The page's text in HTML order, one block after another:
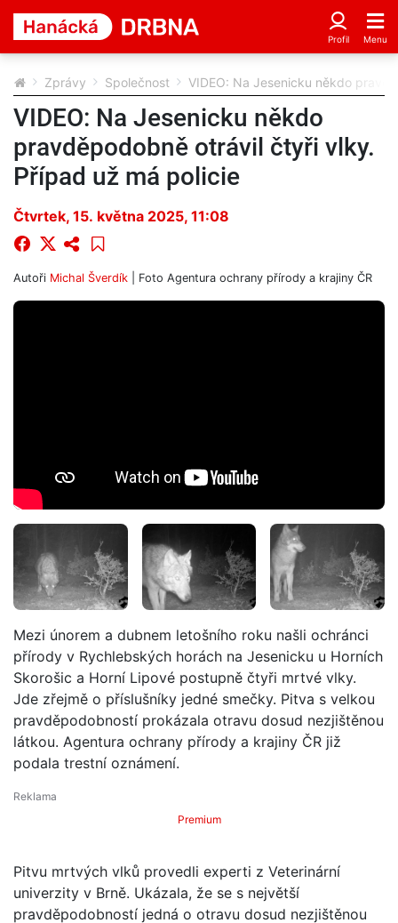
Zprávy Společnost VIDEO: Na Jesenicku někdo
VIDEO: Na Jesenicku někdo
pravděpodobně otrávil čtyři vlky.
Případ už má policie
Čtvrtek, 15. května 2025, 11:08
Autoři Michal Šverdík | Foto Agentura ochrany přírody a krajiny ČR
Mezi únorem a dubnem letošního roku našli ochránci
přírody v Rychlebských horách na Jesenicku u Horních
Skorošic a Horní Lipové postupně čtyři mrtvé vlky.
Jde zřejmě o příslušníky jedné smečky. Pitva s velkou
pravděpodobností prokázala otravu dosud nezjištěnou
látkou. Agentura ochrany přírody a krajiny ČR již
podala trestní oznámení.
Premium
Pitvu mrtvých vlků provedli experti z Veterinární
univerzity v Brně. Ukázala, že se s největší
pravděpodobností jedná o otravu dosud nezjištěnou